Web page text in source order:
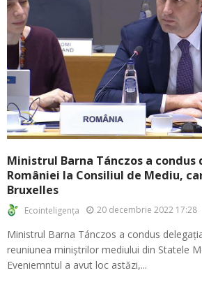
Ministrul Barna Tánczos a condus
României la Consiliul de Mediu,
Bruxelles
Ecointeligența 20 decembrie 2022 17:28
Ministrul Barna Tánczos a condus
reuniunea miniștrilor mediului din Statele
Eveniemntul a avut loc astăzi,...